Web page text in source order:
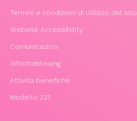
Termini e condizioni di utilizzo del sito
Website Accessibility
Comunicazioni
Whistleblowing
Attività benefiche
Modello 231